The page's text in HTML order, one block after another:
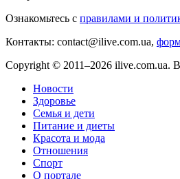
Ознакомьтесь с правилами и
Контакты: contact@ilive.com.ua,
Copyright © 2011–2026 ilive.com.ua.
Новости
Здоровье
Семья и дети
Питание и диеты
Красота и мода
Отношения
Спорт
О портале